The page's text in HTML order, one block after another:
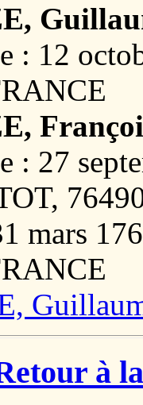
: 12
: 27
mars
à